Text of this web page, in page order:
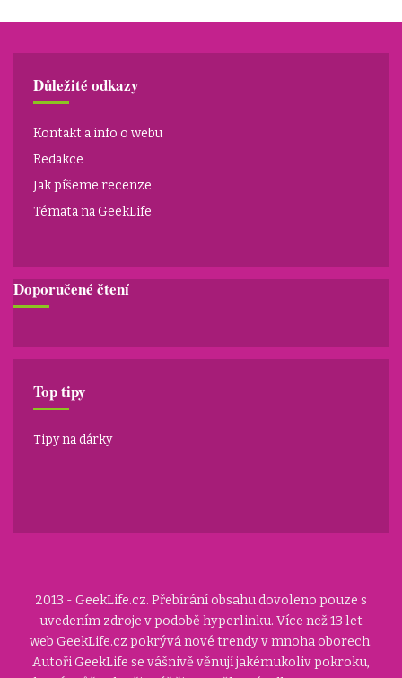
Důležité odkazy
Kontakt a info o webu
Redakce
Jak píšeme recenze
Témata na GeekLife
Doporučené čtení
Top tipy
Tipy na dárky
2013 - GeekLife.cz. Přebírání obsahu dovoleno pouze s
uvedením zdroje v podobě hyperlinku. Více než 13 let
web GeekLife.cz pokrývá nové trendy v mnoha oborech.
Autoři GeekLife se vášnivě věnují jakémukoliv pokroku,